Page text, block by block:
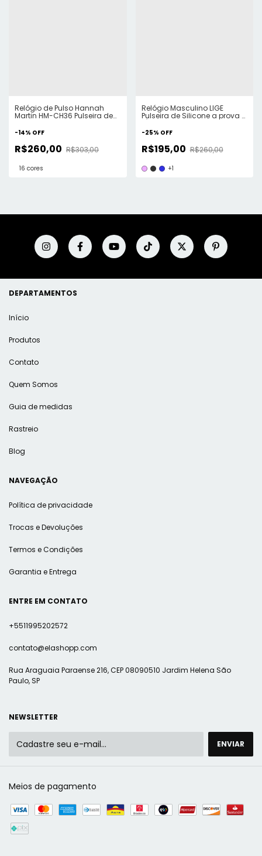
Relógio de Pulso Hannah
Martin HM-CH36 Pulseira de
-14% OFF
R$260,00 R$303,00
16 cores
Relógio Masculino LIGE
Pulseira de Silicone a prova d
-25% OFF
R$195,00 R$260,00
+1
DEPARTAMENTOS
Início
Produtos
Contato
Quem Somos
Guia de medidas
Rastreio
Blog
NAVEGAÇÃO
Política de privacidade
Trocas e Devoluções
Termos e Condições
Garantia e Entrega
ENTRE EM CONTATO
+5511995202572
contato@elashopp.com
Rua Araguaia Paraense 216, CEP 08090510 Jardim Helena São
Paulo, SP
NEWSLETTER
Meios de pagamento